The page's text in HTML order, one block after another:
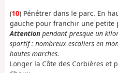
(10) Pénétrer dans le parc. En
gauche pour franchir une petite
Attention pendant presque un
sportif : nombreux escaliers en
hautes marches.
Longer la Côte des Corbières et